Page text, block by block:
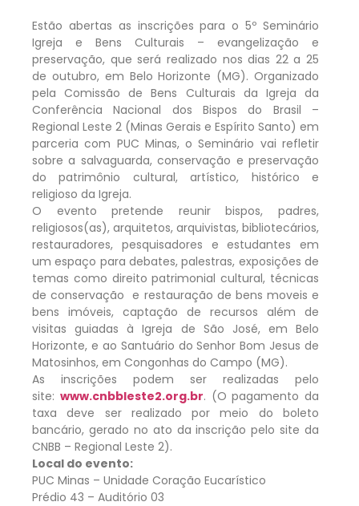
Estão abertas as inscrições para o 5º Seminário
Igreja e Bens Culturais – evangelização e
preservação, que será realizado nos dias 22 a 25
de outubro, em Belo Horizonte (MG). Organizado
pela Comissão de Bens Culturais da Igreja da
Conferência Nacional dos Bispos do Brasil –
Regional Leste 2 (Minas Gerais e Espírito Santo) em
parceria com PUC Minas, o Seminário vai refletir
sobre a salvaguarda, conservação e preservação
do patrimônio cultural, artístico, histórico e
religioso da Igreja.
O evento pretende reunir bispos, padres,
religiosos(as), arquitetos, arquivistas, bibliotecários,
restauradores, pesquisadores e estudantes em
um espaço para debates, palestras, exposições de
temas como direito patrimonial cultural, técnicas
de conservação e restauração de bens moveis e
bens imóveis, captação de recursos além de
visitas guiadas à Igreja de São José, em Belo
Horizonte, e ao Santuário do Senhor Bom Jesus de
Matosinhos, em Congonhas do Campo (MG).
As inscrições podem ser realizadas pelo
site: www.cnbbleste2.org.br. (O pagamento da
taxa deve ser realizado por meio do boleto
bancário, gerado no ato da inscrição pelo site da
CNBB – Regional Leste 2).
Local do evento:
PUC Minas – Unidade Coração Eucarístico
Prédio 43 – Auditório 03